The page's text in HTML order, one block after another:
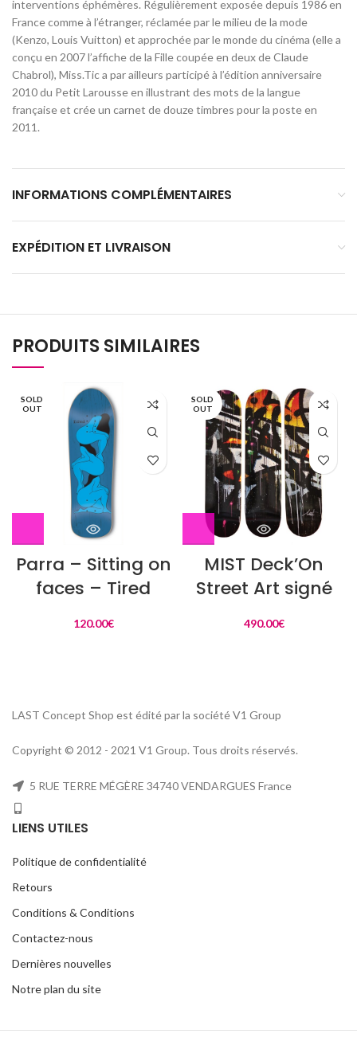
interventions éphémères. Régulièrement exposée depuis 1986 en
France comme à l’étranger, réclamée par le milieu de la mode
(Kenzo, Louis Vuitton) et approchée par le monde du cinéma (elle a
conçu en 2007 l’affiche de la Fille coupée en deux de Claude
Chabrol), Miss.Tic a par ailleurs participé à l’édition anniversaire
2010 du Petit Larousse en illustrant des mots de la langue
française et crée un carnet de douze timbres pour la poste en
2011.
INFORMATIONS COMPLÉMENTAIRES
EXPÉDITION ET LIVRAISON
PRODUITS SIMILAIRES
SOLD
OUT
Parra – Sitting on
faces – Tired
120.00€
SOLD
OUT
MIST Deck’On
Street Art signé
490.00€
LAST Concept Shop est édité par la société V1 Group
Copyright © 2012 - 2021 V1 Group. Tous droits réservés.
5 RUE TERRE MÉGÈRE 34740 VENDARGUES France
LIENS UTILES
Politique de confidentialité
Retours
Conditions & Conditions
Contactez-nous
Dernières nouvelles
Notre plan du site